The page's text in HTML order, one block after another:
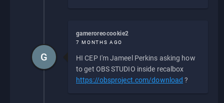
gameroreocookie2
7 MONTHS AGO
HI CEP I'm Jameel Perkins asking how
to get OBS STUDIO inside recalbox
https://obsproject.com/download ?
G